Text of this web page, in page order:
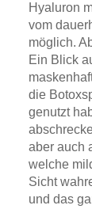
Hyaluron
vom
möglich.
Ein Blick
die
genutzt
aber auch
welche
Sicht
und das